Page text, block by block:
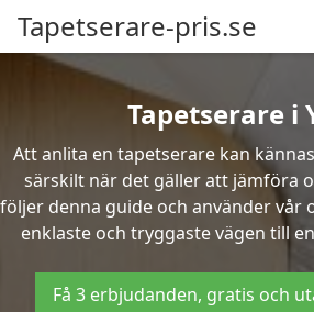
Tapetserare-pris.se
Tapetserare i
Att anlita en tapetserare kan
särskilt när det gäller att jämföra
följer denna guide och använder vår
enklaste och tryggaste vägen till
Få 3 erbjudanden, gratis och